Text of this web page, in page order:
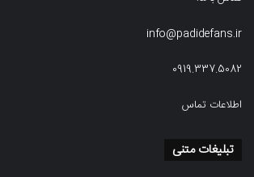
info@padidefans.ir
0919.337.5082
اطلاعات تماس
تبلیغات متنی